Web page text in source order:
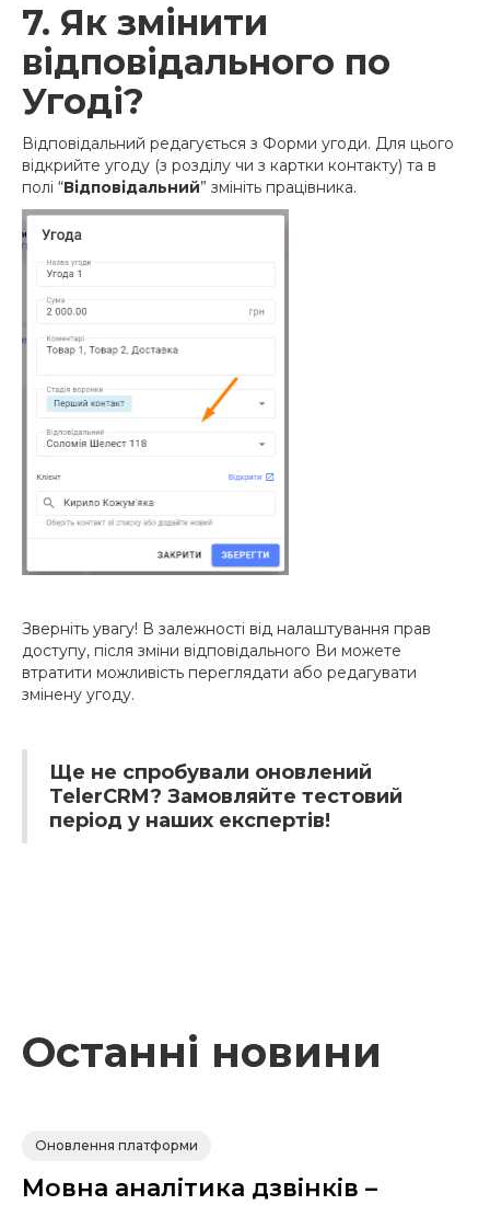
7. Як змінити
відповідального по
Угоді?
Відповідальний редагується з Форми угоди. Для цього
відкрийте угоду (з розділу чи з картки контакту) та в
полі “Відповідальний” змініть працівника.
Зверніть увагу! В залежності від налаштування прав
доступу, після зміни відповідального Ви можете
втратити можливість переглядати або редагувати
змінену угоду.
Ще не спробували оновлений
TelerCRM? Замовляйте тестовий
період у наших експертів!
Останні новини
Оновлення платформи
Мовна аналітика дзвінків –